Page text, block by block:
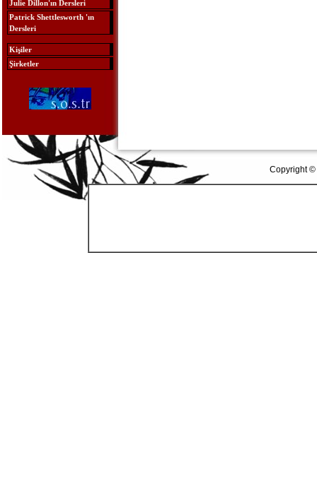
Julie Dillon'ın Dersleri
Patrick Shettlesworth 'ın
Dersleri
Kişiler
Şirketler
Copyright ©